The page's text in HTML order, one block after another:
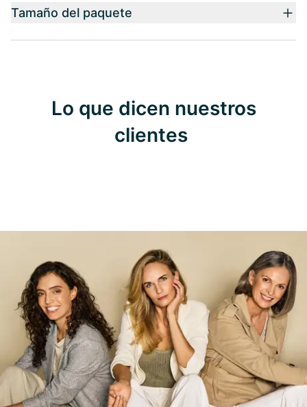
Tamaño del paquete
Lo que dicen nuestros
clientes